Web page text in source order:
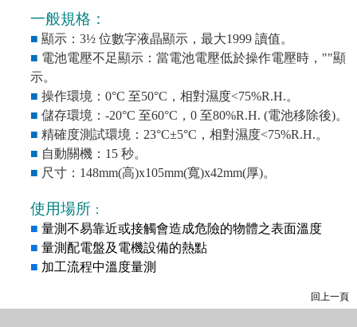
一般規格：
■顯示：3½位數字液晶顯示，最大1999讀值。
■ 電池電壓不足顯示：當電池電壓低於操作電壓時， ""顯
示。
■操作環境：0°C至50°C ，相對濕度<75%R.H.。
■儲存環境：-20°C至60°C ，0至80%R.H. (電池移除後)。
■精確度測試環境： 23°C±5°C ，相對濕度<75%R.H.。
■ 自動關機： 15秒。
■ 尺寸： 148mm(高)x105mm(寬)x42mm(厚)。
使用場所 ：
■量測不易靠近或接觸會造成危險的物體之表面溫度
■量測配電盤及電機設備的熱點
■ 加工流程中溫度量測
回上一頁